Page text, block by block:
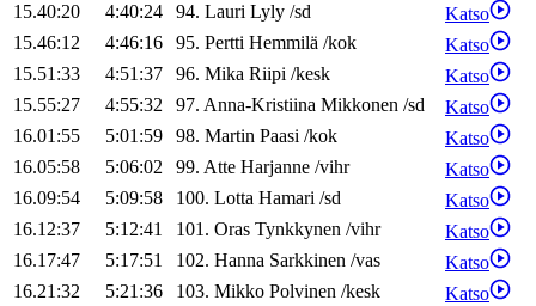
15.40:20
4:40:24 94. Lauri Lyly /sd
Katso
15.46:12
4:46:16 95. Pertti Hemmilä /kok
Katso
15.51:33
4:51:37 96. Mika Riipi /kesk
Katso
15.55:27
4:55:32 97. Anna-Kristiina Mikkonen /sd
Katso
16.01:55
5:01:59 98. Martin Paasi /kok
Katso
16.05:58
5:06:02 99. Atte Harjanne /vihr
Katso
16.09:54
5:09:58 100. Lotta Hamari /sd
Katso
16.12:37
5:12:41 101. Oras Tynkkynen /vihr
Katso
16.17:47
5:17:51 102. Hanna Sarkkinen /vas
Katso
16.21:32
5:21:36 103. Mikko Polvinen /kesk
Katso